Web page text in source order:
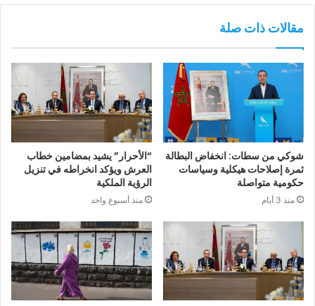
مقالات ذات صلة
شوكي من سطات: انخفاض البطالة
ثمرة إصلاحات هيكلية وسياسات
حكومية متواصلة
منذ 3 أيام
“الأحرار” يشيد بمضامين خطاب
العرش ويؤكد انخراطه في تنزيل
الرؤية الملكية
منذ أسبوع واحد